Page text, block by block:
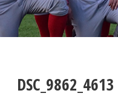
DSC_9862_4613